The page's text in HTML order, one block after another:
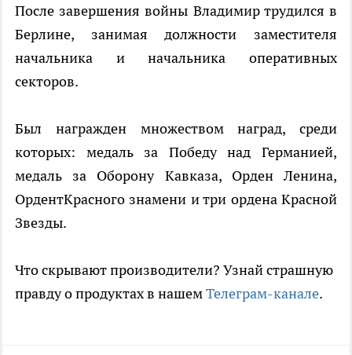
После завершения войны Владимир трудился в
Берлине, занимая должности заместителя
начальника и начальника оперативных
секторов.
Был награжден множеством наград, среди
которых: медаль за Победу над Германией,
медаль за Оборону Кавказа, Орден Ленина,
ОрдентКрасного знамени и три ордена Красной
Звезды.
Что скрывают производители? Узнай страшную
правду о продуктах в нашемТелеграм-канале.